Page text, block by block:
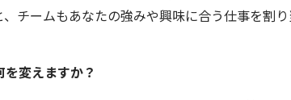
チームもあなたの強みや興味に合う仕事を割り
変えますか？